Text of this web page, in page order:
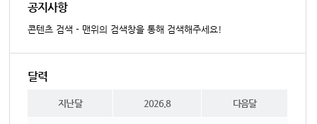
공지사항
콘텐츠 검색 - 맨위의 검색창을 통해 검색해주세요!
달력
지난달 2026.8 다음달